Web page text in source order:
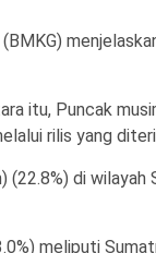
itu, Puncak
rilis yang
di wilayah
meliputi